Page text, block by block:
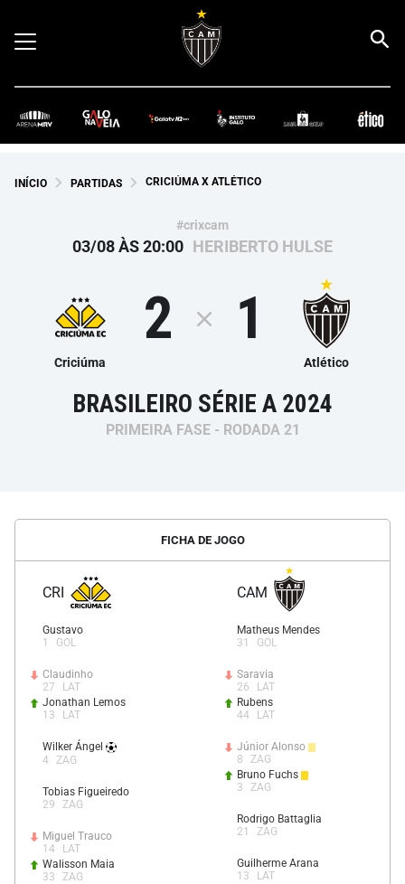
INÍCIO PARTIDAS CRICIÚMA X ATLÉTICO
#crixcam
03/08 ÀS 20:00 HERIBERTO HULSE
Criciúma
2 1
Atlético
BRASILEIRO SÉRIE A 2024
PRIMEIRA FASE - RODADA 21
FICHA DE JOGO
CRI
Gustavo
1
GOL
Claudinho
27
LAT
Jonathan Lemos
13
LAT
Wilker Ángel
4 ZAG
Tobias Figueiredo
29
ZAG
Miguel Trauco
14
LAT
Walisson Maia
33
ZAG
CAM
Matheus Mendes
31
GOL
Saravia
26
LAT
Rubens
44
LAT
Júnior Alonso
8
ZAG
Bruno Fuchs
3
ZAG
Rodrigo Battaglia
21
ZAG
Guilherme Arana
13
LAT